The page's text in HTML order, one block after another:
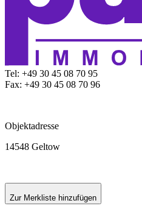
Tel: +49 30 45 08 70 95
Fax: +49 30 45 08 70 96
Objektadresse
14548 Geltow
Zur Merkliste hinzufügen